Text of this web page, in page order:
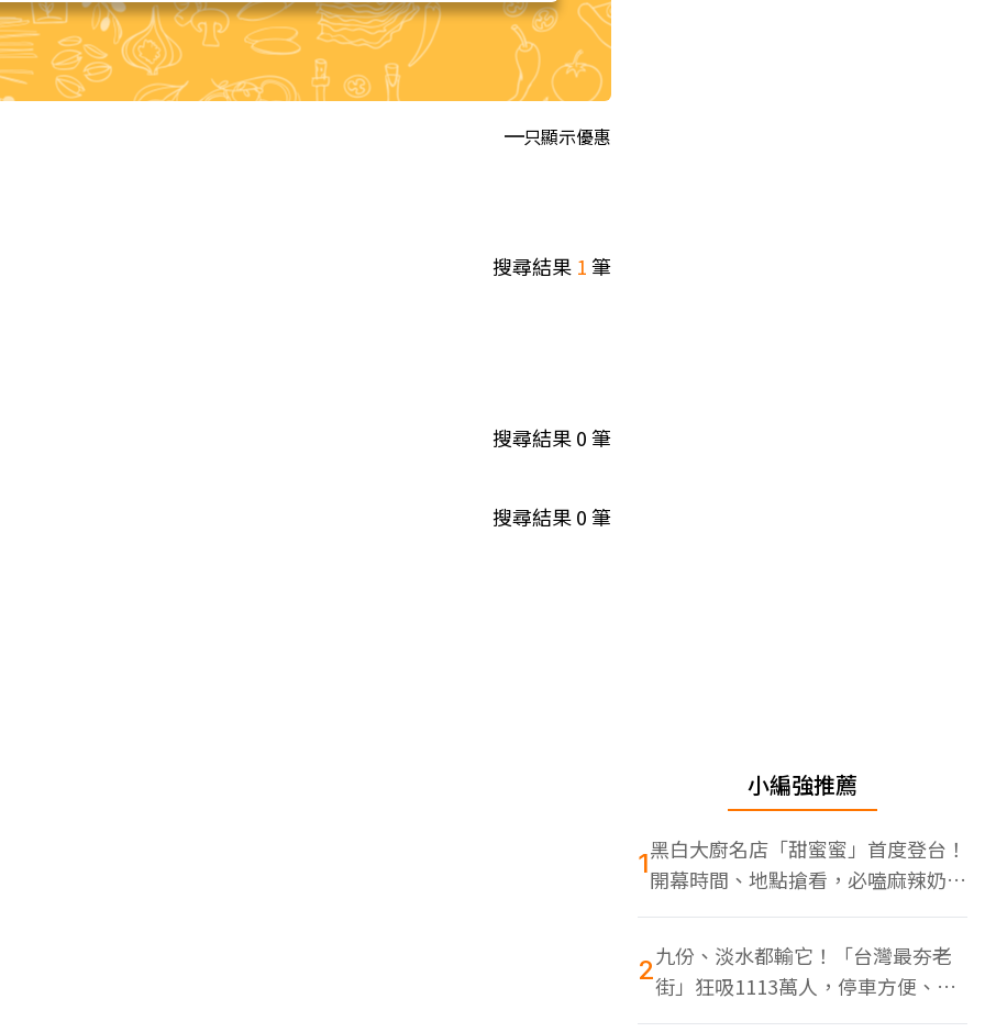
只顯示優惠
搜尋結果 1筆
搜尋結果0筆
搜尋結果0筆
小編強推薦
1黑白大廚名店「甜蜜蜜」首度登台！
開幕時間、地點搶看，必嗑麻辣奶油
蝦
2九份、淡水都輸它！「台灣最夯老
街」狂吸1113萬人，停車方便、特
色美食多